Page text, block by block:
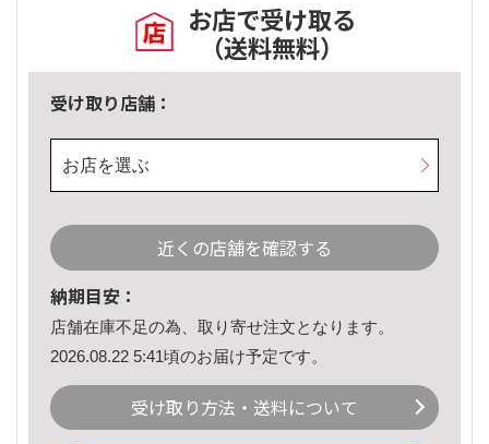
お店で受け取る
（送料無料）
受け取り店舗：
お店を選ぶ
近くの店舗を確認する
納期目安：
店舗在庫不足の為、取り寄せ注文となります。
2026.08.22 5:41頃のお届け予定です。
受け取り方法・送料について